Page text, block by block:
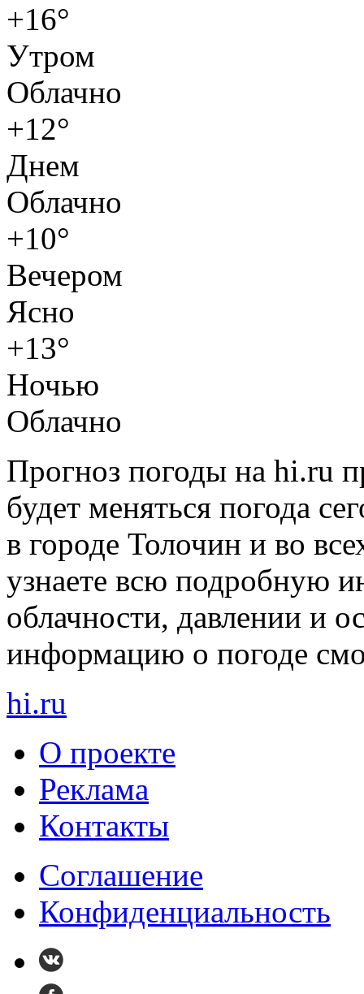
+16°
Утром
Облачно
+12°
Днем
Облачно
+10°
Вечером
Ясно
+13°
Ночью
Облачно
Прогноз погоды на hi.ru
будет меняться погода
в городе Толочин и во
узнаете всю подробную
облачности, давлении и
информацию о погоде
hi.ru
О проекте
Реклама
Контакты
Cоглашение
Конфиденциальность